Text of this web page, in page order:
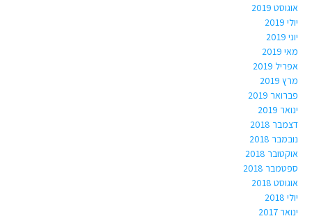
אוגוסט 2019
יולי 2019
יוני 2019
מאי 2019
אפריל 2019
מרץ 2019
פברואר 2019
ינואר 2019
דצמבר 2018
נובמבר 2018
אוקטובר 2018
ספטמבר 2018
אוגוסט 2018
יולי 2018
ינואר 2017